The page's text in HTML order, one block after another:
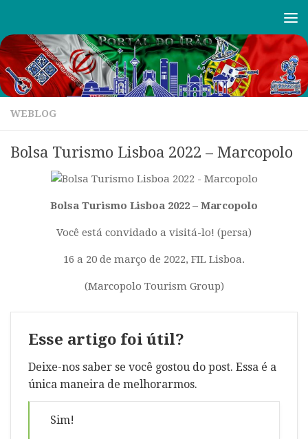
WEBLOG
Bolsa Turismo Lisboa 2022 – Marcopolo
Bolsa Turismo Lisboa 2022 – Marcopolo
Você está convidado a visitá-lo! (persa)
16 a 20 de março de 2022, FIL Lisboa.
(Marcopolo Tourism Group)
Esse artigo foi útil?
Deixe-nos saber se você gostou do post. Essa é a
única maneira de melhorarmos.
Sim!